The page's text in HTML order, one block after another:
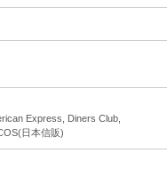
Express, Diners Club,
日本信販)